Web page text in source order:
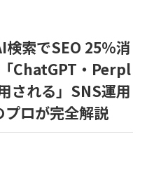
検索でSEO 25%消
ChatGPT・Perpl
れる」SNS運用
ロが完全解説